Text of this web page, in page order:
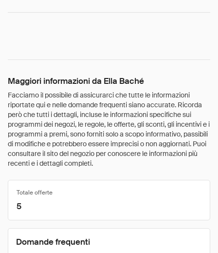
Maggiori informazioni da Ella Baché
Facciamo il possibile di assicurarci che tutte le informazioni
riportate qui e nelle domande frequenti siano accurate. Ricorda
però che tutti i dettagli, incluse le informazioni specifiche sui
programmi dei negozi, le regole, le offerte, gli sconti, gli incentivi e i
programmi a premi, sono forniti solo a scopo informativo, passibili
di modifiche e potrebbero essere imprecisi o non aggiornati. Puoi
consultare il sito del negozio per conoscere le informazioni più
recenti e i dettagli completi.
Totale offerte
5
Domande frequenti